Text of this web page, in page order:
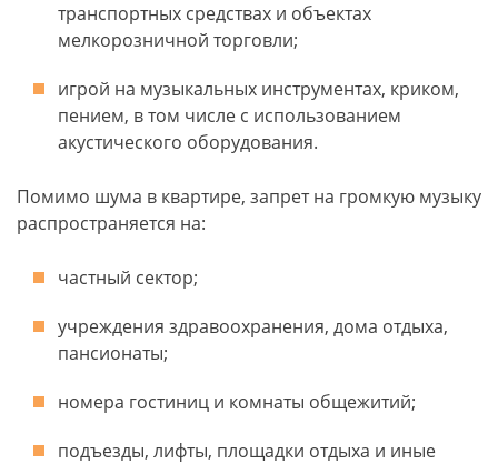
транспортных средствах и объектах
мелкорозничной торговли;
игрой на музыкальных инструментах, криком,
пением, в том числе с использованием
акустического оборудования.
Помимо шума в квартире, запрет на громкую музыку
распространяется на:
частный сектор;
учреждения здравоохранения, дома отдыха,
пансионаты;
номера гостиниц и комнаты общежитий;
подъезды, лифты, площадки отдыха и иные